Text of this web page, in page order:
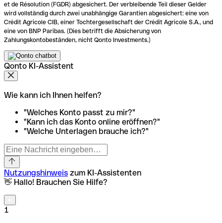
et de Résolution (FGDR) abgesichert. Der verbleibende Teil dieser Gelder
wird vollständig durch zwei unabhängige Garantien abgesichert: eine von
Crédit Agricole CIB, einer Tochtergesellschaft der Crédit Agricole S.A., und
eine von BNP Paribas. (Dies betrifft die Absicherung von
Zahlungskontobeständen, nicht Qonto Investments.)
Qonto KI-Assistent
Wie kann ich Ihnen helfen?
"Welches Konto passt zu mir?"
"Kann ich das Konto online eröffnen?"
"Welche Unterlagen brauche ich?"
Nutzungshinweis zum KI-Assistenten
👋 Hallo! Brauchen Sie Hilfe?
1